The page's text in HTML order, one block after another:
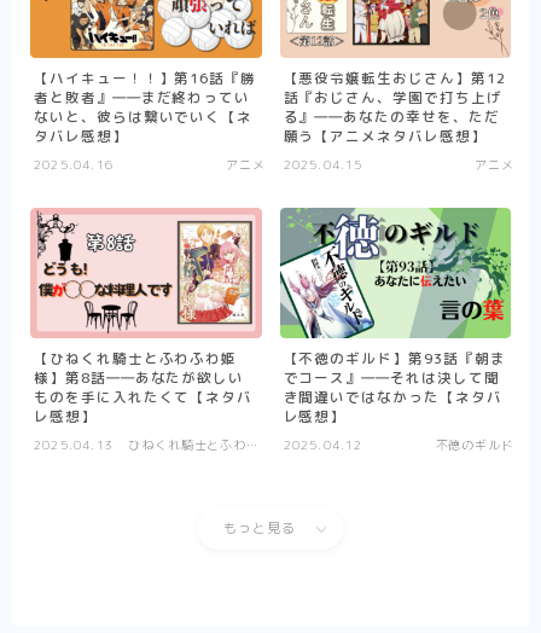
まとめ
アニメ
【アニメ】史上最高の嘘つき勇者ヘルク
（Helck）の物語【まとめ】
【アニメ】筋肉はすべてを解決する！ なマ
【ハイキュー！！】熱いスポーツ（バレーボ
ール）のネタバレ感想【アニメ-まとめ】
【夏目友人帳第1期】それは一人ぼっちが苦
しいと苦しんでいた少年の、妖と人をつなぐ
物語【アニメ-ネタバレ感想まとめ】
【WIND BREAKER】一人の孤独な少年が、
英雄になる話は好きですか？-はい好きです
【アニメ-ネタバレ感想まとめ】
【SAKAMOTO DAYS】伝説の殺し屋から、
町中のマスコットへ転職しました【アニメ-
実に、少年は『逃げ』で戦う。【感想まと
【ハイキュー！！】第16話『勝
者と敗者』――まだ終わってい
ないと、彼らは繋いでいく【ネ
タバレ感想】
2025.04.16 アニメ
【悪役令嬢転生おじさん】第12
話『おじさん、学園で打ち上げ
る』――あなたの幸せを、ただ
願う【アニメネタバレ感想】
2025.04.15 アニメ
【ひねくれ騎士とふわふわ姫
様】第8話――あなたが欲しい
ものを手に入れたくて【ネタバ
レ感想】
2025.04.13
ひねくれ騎士とふわふ
【不徳のギルド】第93話『朝ま
でコース』――それは決して聞
き間違いではなかった【ネタバ
レ感想】
2025.04.12 不徳のギルド
もっと見る